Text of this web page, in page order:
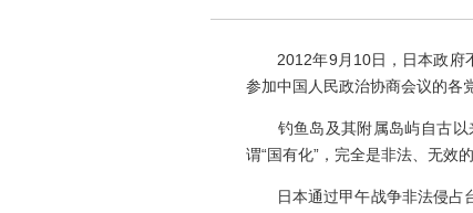
2012年9月10日，日本政府不
参加中国人民政治协商会议的各
钓鱼岛及其附属岛屿自古以来
谓“国有化”，完全是非法、无效
日本通过甲午战争非法侵占台